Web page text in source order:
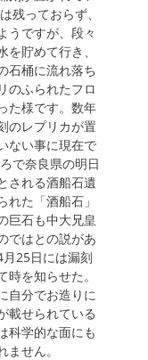
残っておらず、
うですが、段々
貯めて行き、
石桶に流れ落ち
のふられたフロ
た様です。数年
のレプリカが置
ない事に現在で
で奈良県の明日
される酒船石遺
た「酒船石」
巨石も中大兄皇
ではとの説があ
25日には漏刻
を知らせた。
自分でお造りに
載せられている
科学的な面にも
せん。